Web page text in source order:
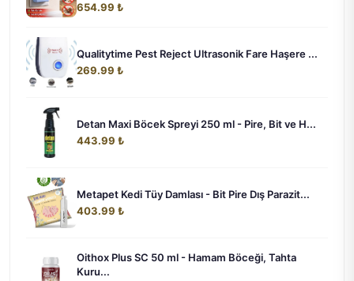
654.99 ₺
Qualitytime Pest Reject Ultrasonik Fare Haşere ...
269.99 ₺
Detan Maxi Böcek Spreyi 250 ml - Pire, Bit ve H...
443.99 ₺
Metapet Kedi Tüy Damlası - Bit Pire Dış Parazit...
403.99 ₺
Oithox Plus SC 50 ml - Hamam Böceği, Tahta
Kuru...